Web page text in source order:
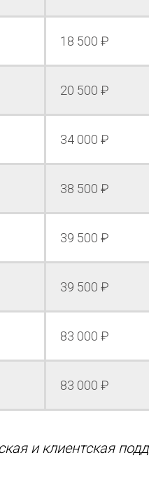
18 500 ₽
20 500 ₽
34 000 ₽
38 500 ₽
39 500 ₽
39 500 ₽
83 000 ₽
83 000 ₽
и клиентская